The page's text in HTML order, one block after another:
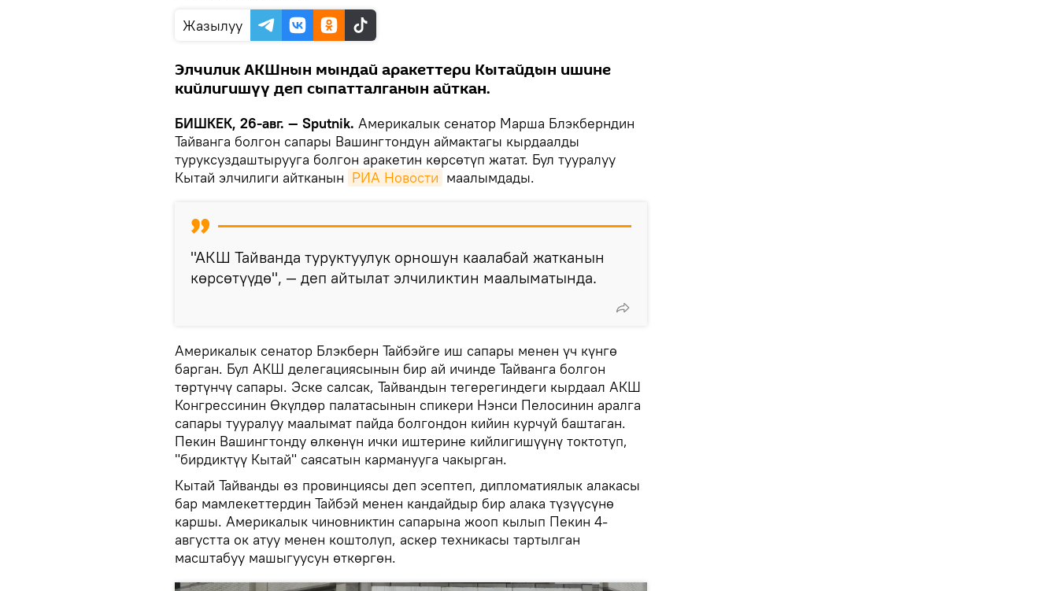
Жазылуу
Элчилик АКШнын мындай аракеттери Кытайдын ишине
кийлигишүү деп сыпатталганын айткан.
БИШКЕК, 26-авг. — Sputnik. Америкалык сенатор Марша Блэкберндин
Тайванга болгон сапары Вашингтондун аймактагы кырдаалды
туруксуздаштырууга болгон аракетин көрсөтүп жатат. Бул тууралуу
Кытай элчилиги айтканын РИА Новости маалымдады.
"АКШ Тайванда туруктуулук орношун каалабай жатканын
көрсөтүүдө", — деп айтылат элчиликтин маалыматында.
Америкалык сенатор Блэкберн Тайбэйге иш сапары менен үч күнгө
барган. Бул АКШ делегациясынын бир ай ичинде Тайванга болгон
төртүнчү сапары. Эске салсак, Тайвандын тегерегиндеги кырдаал АКШ
Конгрессинин Өкүлдөр палатасынын спикери Нэнси Пелосинин аралга
сапары тууралуу маалымат пайда болгондон кийин курчуй баштаган.
Пекин Вашингтонду өлкөнүн ички иштерине кийлигишүүнү токтотуп,
"бирдиктүү Кытай" саясатын карманууга чакырган.
Кытай Тайванды өз провинциясы деп эсептеп, дипломатиялык алакасы
бар мамлекеттердин Тайбэй менен кандайдыр бир алака түзүүсүнө
каршы. Америкалык чиновниктин сапарына жооп кылып Пекин 4-
августта ок атуу менен коштолуп, аскер техникасы тартылган
масштабуу машыгуусун өткөргөн.